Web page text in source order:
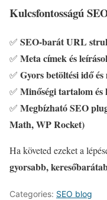
Kulcsfontosságú
✅ SEO-barát URL
✅ Meta címek és
✅ Gyors betöltési idő
✅ Minőségi tartalom és
✅ Megbízható SEO
Math, WP Rocket)
Ha követed ezeket a
gyorsabb,
Categories: SEO blog